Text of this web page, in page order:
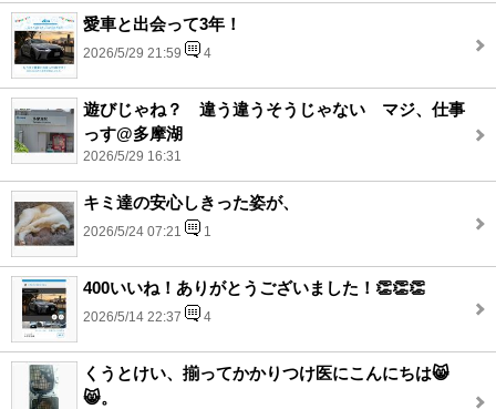
愛車と出会って3年！
2026/5/29 21:59 4
遊びじゃね？ 違う違うそうじゃない マジ、仕事
っす@多摩湖
2026/5/29 16:31
キミ達の安心しきった姿が、
2026/5/24 07:21 1
400いいね！ありがとうございました！👏👏👏
2026/5/14 22:37 4
くうとけい、揃ってかかりつけ医にこんにちは😸
😸。